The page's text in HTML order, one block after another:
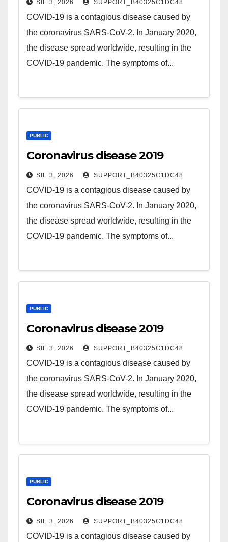
SIE 3, 2026 SUPPORT_B40325C1DC48
COVID-19 is a contagious disease caused by
the coronavirus SARS-CoV-2. In January 2020,
the disease spread worldwide, resulting in the
COVID-19 pandemic. The symptoms of...
PUBLIC
Coronavirus disease 2019
SIE 3, 2026 SUPPORT_B40325C1DC48
COVID-19 is a contagious disease caused by
the coronavirus SARS-CoV-2. In January 2020,
the disease spread worldwide, resulting in the
COVID-19 pandemic. The symptoms of...
PUBLIC
Coronavirus disease 2019
SIE 3, 2026 SUPPORT_B40325C1DC48
COVID-19 is a contagious disease caused by
the coronavirus SARS-CoV-2. In January 2020,
the disease spread worldwide, resulting in the
COVID-19 pandemic. The symptoms of...
PUBLIC
Coronavirus disease 2019
SIE 3, 2026 SUPPORT_B40325C1DC48
COVID-19 is a contagious disease caused by